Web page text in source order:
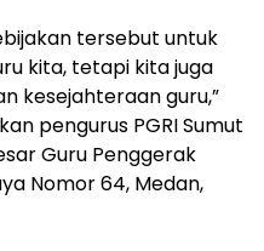
tersebut untuk
kita, tetapi kita juga
kesejahteraan guru,”
pengurus PGRI Sumut
Guru Penggerak
Nomor 64, Medan,